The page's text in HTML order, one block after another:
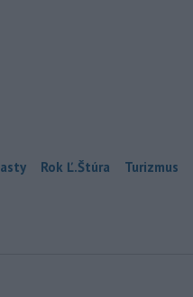
Rok Ľ.Štúra Turizmus